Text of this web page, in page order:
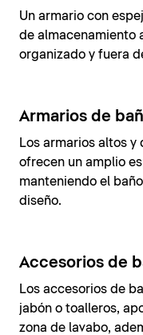
Un armario con
de almacenamiento
organizado y fuera
Armarios de
Los armarios altos
ofrecen un amplio
manteniendo el
diseño.
Accesorios de
Los accesorios de
jabón o toalleros,
zona de lavabo,